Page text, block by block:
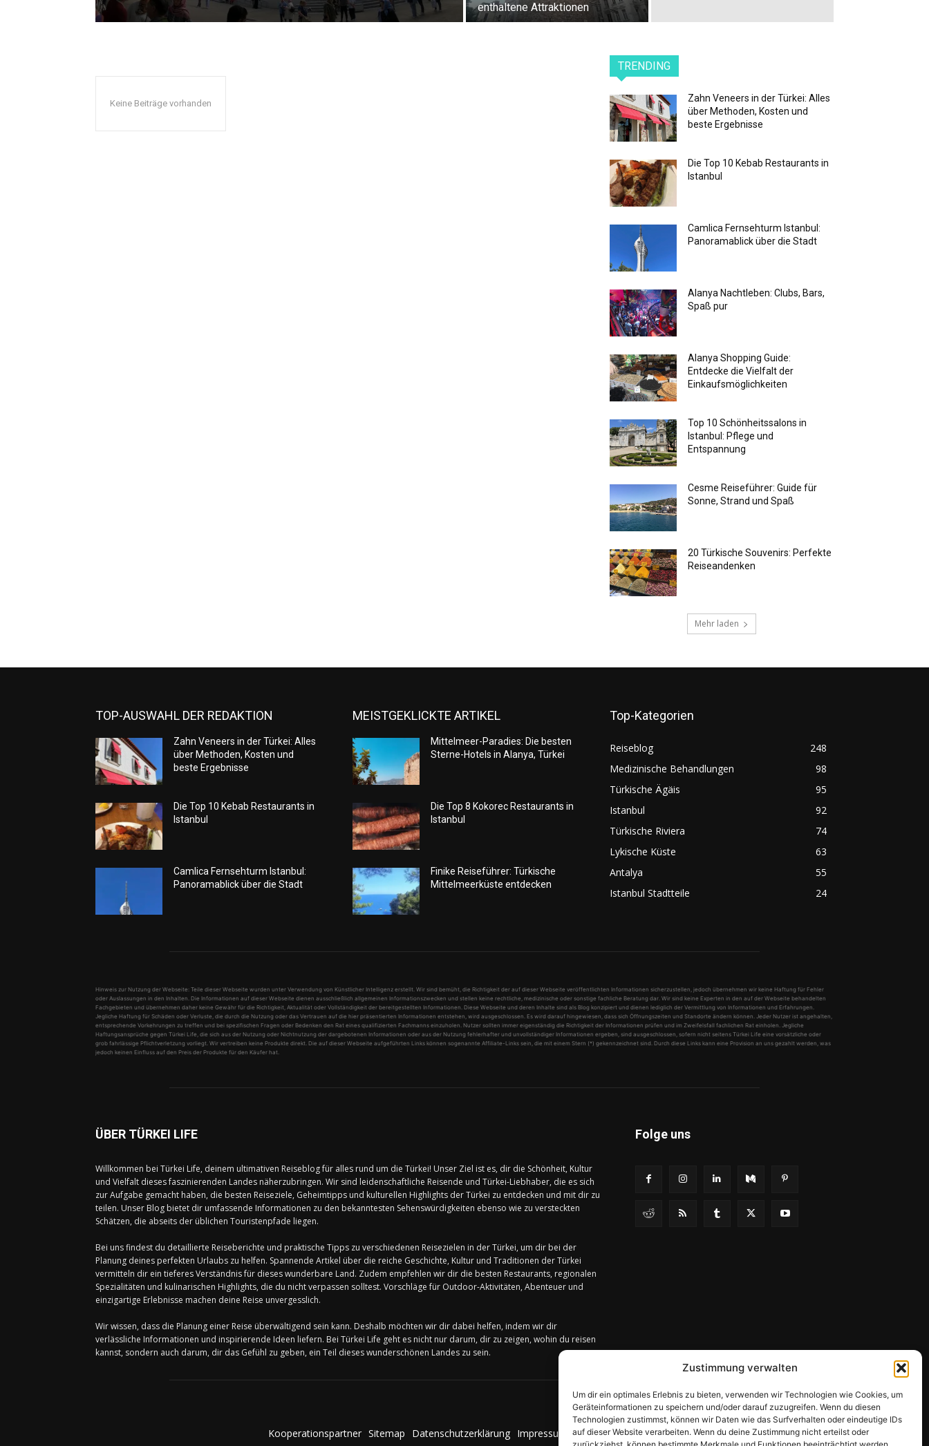
Zustimmung verwalten
Um dir ein optimales Erlebnis zu bieten, verwenden wir Technologien wie Cookies, um
Geräteinformationen zu speichern und/oder darauf zuzugreifen. Wenn du diesen
Technologien zustimmst, können wir Daten wie das Surfverhalten oder eindeutige IDs
auf dieser Website verarbeiten. Wenn du deine Zustimmung nicht erteilst oder
enthaltene Attraktionen
Keine Beiträge vorhanden
TRENDING
Zahn Veneers in der Türkei: Alles
über Methoden, Kosten und
beste Ergebnisse
Die Top 10 Kebab Restaurants in
Istanbul
Camlica Fernsehturm Istanbul:
Panoramablick über die Stadt
Alanya Nachtleben: Clubs, Bars,
Spaß pur
Alanya Shopping Guide:
Entdecke die Vielfalt der
Einkaufsmöglichkeiten
Top 10 Schönheitssalons in
Istanbul: Pflege und
Entspannung
Cesme Reiseführer: Guide für
Sonne, Strand und Spaß
20 Türkische Souvenirs: Perfekte
Reiseandenken
Mehr laden
TOP-AUSWAHL DER REDAKTION
Zahn Veneers in der Türkei: Alles
über Methoden, Kosten und
beste Ergebnisse
Die Top 10 Kebab Restaurants in
Istanbul
Camlica Fernsehturm Istanbul:
Panoramablick über die Stadt
MEISTGEKLICKTE ARTIKEL
Mittelmeer-Paradies: Die besten
Sterne-Hotels in Alanya, Türkei
Die Top 8 Kokorec Restaurants in
Istanbul
Finike Reiseführer: Türkische
Mittelmeerküste entdecken
Top-Kategorien
Reiseblog
248
Medizinische Behandlungen
98
Türkische Ägäis
95
Istanbul
92
Türkische Riviera
74
Lykische Küste
63
Antalya
55
Istanbul Stadtteile
24
Hinweis zur Nutzung der Webseite: Teile dieser Webseite wurden unter Verwendung von Künstlicher Intelligenz erstellt. Wir sind bemüht, die Richtigkeit der auf dieser Webseite veröffentlichten Informationen sicherzustellen, jedoch übernehmen wir keine Haftung für Fehler
oder Auslassungen in den Inhalten. Die Informationen auf dieser Webseite dienen ausschließlich allgemeinen Informationszwecken und stellen keine rechtliche, medizinische oder sonstige fachliche Beratung dar. Wir sind keine Experten in den auf der Webseite behandelten
Fachgebieten und übernehmen daher keine Gewähr für die Richtigkeit, Aktualität oder Vollständigkeit der bereitgestellten Informationen. Diese Webseite und deren Inhalte sind als Blog konzipiert und dienen lediglich der Vermittlung von Informationen und Erfahrungen.
Jegliche Haftung für Schäden oder Verluste, die durch die Nutzung oder das Vertrauen auf die hier präsentierten Informationen entstehen, wird ausgeschlossen. Es wird darauf hingewiesen, dass sich Öffnungszeiten und Standorte ändern können. Jeder Nutzer ist angehalten,
entsprechende Vorkehrungen zu treffen und bei spezifischen Fragen oder Bedenken den Rat eines qualifizierten Fachmanns einzuholen. Nutzer sollten immer eigenständig die Richtigkeit der Informationen prüfen und im Zweifelsfall fachlichen Rat einholen. Jegliche
Haftungsansprüche gegen Türkei Life, die sich aus der Nutzung oder Nichtnutzung der dargebotenen Informationen oder aus der Nutzung fehlerhafter und unvollständiger Informationen ergeben, sind ausgeschlossen, sofern nicht seitens Türkei Life eine vorsätzliche oder
grob fahrlässige Pflichtverletzung vorliegt. Wir vertreiben keine Produkte direkt. Die auf dieser Webseite aufgeführten Links können sogenannte Affiliate-Links sein, die mit einem Stern (*) gekennzeichnet sind. Durch diese Links kann eine Provision an uns gezahlt werden, was
jedoch keinen Einfluss auf den Preis der Produkte für den Käufer hat.
ÜBER TÜRKEI LIFE
Willkommen bei Türkei Life, deinem ultimativen Reiseblog für alles rund um die Türkei! Unser Ziel ist es, dir die Schönheit, Kultur
und Vielfalt dieses faszinierenden Landes näherzubringen. Wir sind leidenschaftliche Reisende und Türkei-Liebhaber, die es sich
zur Aufgabe gemacht haben, die besten Reiseziele, Geheimtipps und kulturellen Highlights der Türkei zu entdecken und mit dir zu
teilen. Unser Blog bietet dir umfassende Informationen zu den bekanntesten Sehenswürdigkeiten ebenso wie zu versteckten
Schätzen, die abseits der üblichen Touristenpfade liegen.
Bei uns findest du detaillierte Reiseberichte und praktische Tipps zu verschiedenen Reisezielen in der Türkei, um dir bei der
Planung deines perfekten Urlaubs zu helfen. Spannende Artikel über die reiche Geschichte, Kultur und Traditionen der Türkei
vermitteln dir ein tieferes Verständnis für dieses wunderbare Land. Zudem empfehlen wir dir die besten Restaurants, regionalen
Spezialitäten und kulinarischen Highlights, die du nicht verpassen solltest. Vorschläge für Outdoor-Aktivitäten, Abenteuer und
einzigartige Erlebnisse machen deine Reise unvergesslich.
Wir wissen, dass die Planung einer Reise überwältigend sein kann. Deshalb möchten wir dir dabei helfen, indem wir dir
verlässliche Informationen und inspirierende Ideen liefern. Bei Türkei Life geht es nicht nur darum, dir zu zeigen, wohin du reisen
kannst, sondern auch darum, dir das Gefühl zu geben, ein Teil dieses wunderschönen Landes zu sein.
Folge uns
Kooperationspartner Sitemap Datenschutzerklärung Impressum Cookie-Richtlinie (EU)